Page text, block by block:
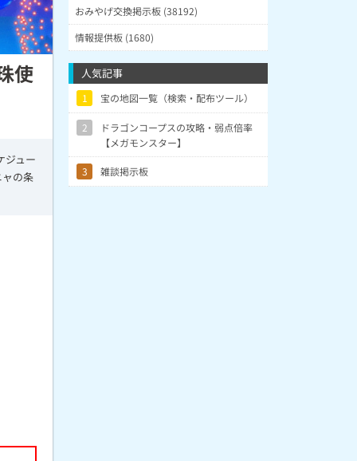
使
ジュー
の条
おみやげ交換掲示板 (38192)
情報提供板 (1680)
人気記事
1 宝の地図一覧（検索・配布ツール）
2
ドラゴンコープスの攻略・弱点倍率
【メガモンスター】
3 雑談掲示板